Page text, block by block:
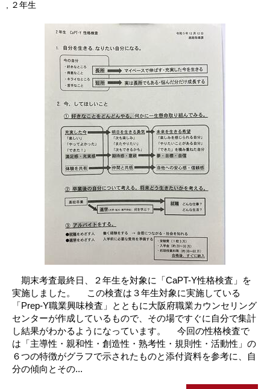
, ２年生
期末考査最終日、２年生を対象に「CaPT-Y性格検査」を
実施しました。 この検査は３年生対象に実施している
「Prep-Y職業興味検査」とともに大阪府職業カウンセリング
センターが作成しているもので、その場ですぐに自分で集計
し結果がわかるようになっています。 今回の性格検査で
は「主導性・親和性・創造性・熟考性・規則性・活動性」の
６つの特徴がグラフで示されたものと添付資料を参考に、自
分の傾向とその...